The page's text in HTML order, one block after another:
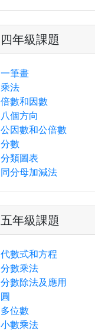
四年級課題
一筆畫
乘法
倍數和因數
八個方向
公因數和公倍數
分數
分類圖表
同分母加減法
五年級課題
代數式和方程
分數乘法
分數除法及應用
圓
多位數
小數乘法